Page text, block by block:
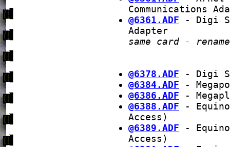
Communications
@6361.ADF - Digi
Adapter
same card -
@6378.ADF - Digi
@6384.ADF -
@6386.ADF -
@6388.ADF -
Access)
@6389.ADF -
Access)